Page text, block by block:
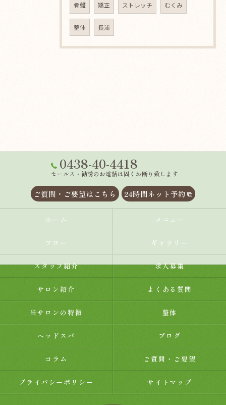
骨盤 矯正 ストレッチ むくみ
整体 長浦
0438-40-4418
セールス・勧誘のお電話は固くお断り致します
ご質問・ご要望はこちら 24時間ネット予約
ホーム メニュー
フロー ギャラリー
スタッフ紹介 求人募集
サロン紹介 よくある質問
当サロンの特徴 整体
ヘッドスパ ブログ
コラム ご質問・ご要望
プライバシーポリシー サイトマップ